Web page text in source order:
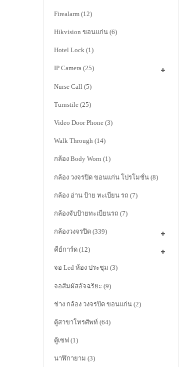
Firealarm (12)
Hikvision ขอนแก่น (6)
Hotel Lock (1)
IP Camera (25)
Nurse Call (5)
Turnstile (25)
Video Door Phone (3)
Walk Through (14)
กล้อง Body Worn (1)
กล้อง วงจรปิด ขอนแก่น โปรโมชั่น (8)
กล้อง อ่าน ป้าย ทะเบียน รถ (7)
กล้องจับป้ายทะเบียนรถ (7)
กล้องวงจรปิด (339)
คีย์การ์ด (12)
จอ Led ห้อง ประชุม (3)
จอสัมผัสอัจฉริยะ (9)
ช่าง กล้อง วงจรปิด ขอนแก่น (2)
ตู้สาขาโทรศัพท์ (64)
ตู้เซฟ (1)
นาฬิกายาม (3)